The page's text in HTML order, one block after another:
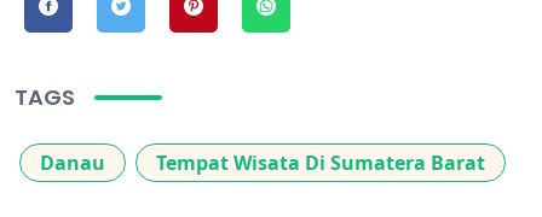
TAGS
Danau Tempat Wisata Di Sumatera Barat